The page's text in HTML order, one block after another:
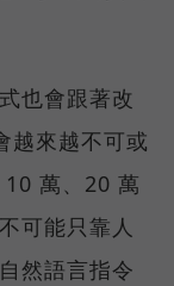
也會跟著改
來越不可或
萬、20 萬
可能只靠人
然語言指令